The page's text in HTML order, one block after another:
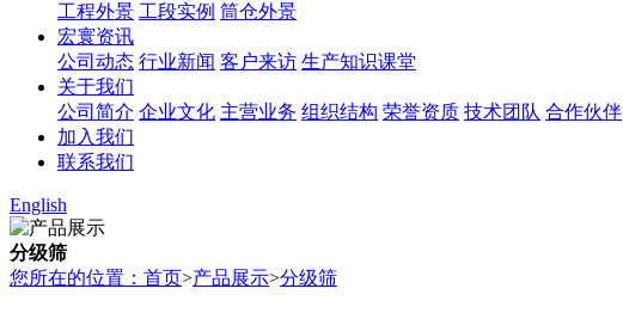
工程外景 工段实例 筒仓外景
宏寰资讯
公司动态 行业新闻 客户来访 生产知识课堂
关于我们
公司简介 企业文化 主营业务 组织结构 荣誉资质 技术团队 合作伙伴
加入我们
联系我们
English
分级筛
您所在的位置：首页>产品展示>分级筛